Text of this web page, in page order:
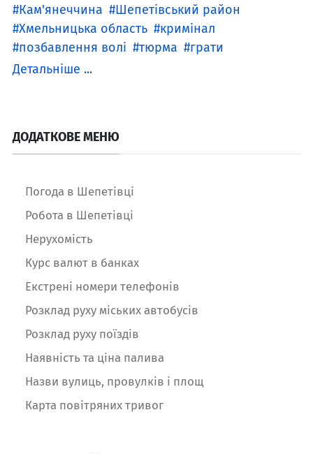
Кам'янеччина
Шепетівський район
Хмельницька область
кримінал
позбавлення волі
тюрма
грати
Детальніше ...
ДОДАТКОВЕ МЕНЮ
Погода в Шепетівці
Робота в Шепетівці
Нерухомість
Курс валют в банках
Екстрені номери телефонів
Розклад руху міських автобусів
Розклад руху поїздів
Наявність та ціна палива
Назви вулиць, провулків і площ
Карта повітряних тривог